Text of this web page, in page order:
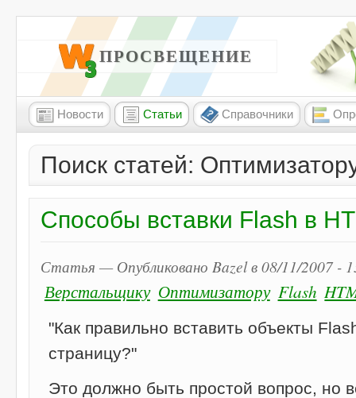
W3 ПРОСВЕЩЕНИЕ
Новости Статьи Справочники
Поиск статей:
Способы вставки Flash в
Статья — Опубликовано Bazel в 08/11/2007 -
Верстальщику Оптимизатору Flash
"Как правильно вставить объекты
страницу?"
Это должно быть простой вопрос, но